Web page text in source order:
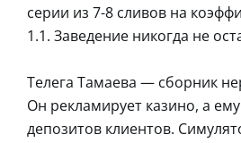
серии из 7-8 сливов на
1.1. Заведение никогда не
Телега Тамаева — сборник
Он рекламирует казино, а
депозитов клиентов.